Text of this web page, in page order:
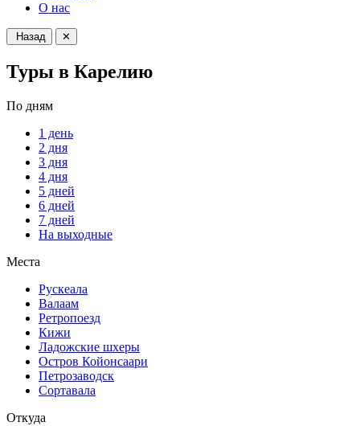
О нас
Назад ✕
Туры в Карелию
По дням
1 день
2 дня
3 дня
4 дня
5 дней
6 дней
7 дней
На выходные
Места
Рускеала
Валаам
Ретропоезд
Кижи
Ладожские шхеры
Остров Койонсаари
Петрозаводск
Сортавала
Откуда